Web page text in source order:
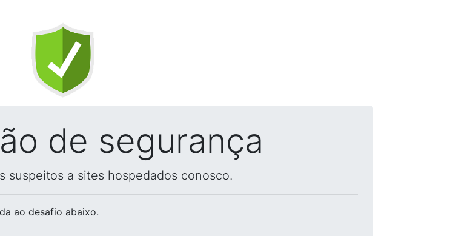
de segurança
suspeitos a sites hospedados conosco.
ao desafio abaixo.